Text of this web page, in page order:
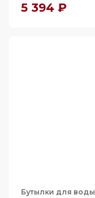
5 394 ₽
Бутылки для воды